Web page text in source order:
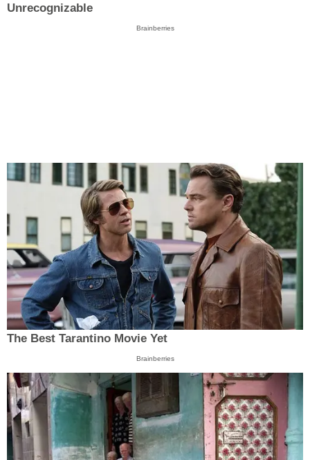
Unrecognizable
Brainberries
The Best Tarantino Movie Yet
Brainberries